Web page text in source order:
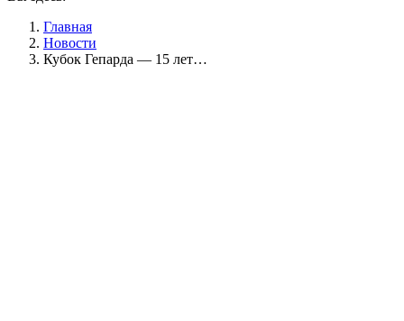
Главная
Новости
Кубок Гепарда — 15 лет…